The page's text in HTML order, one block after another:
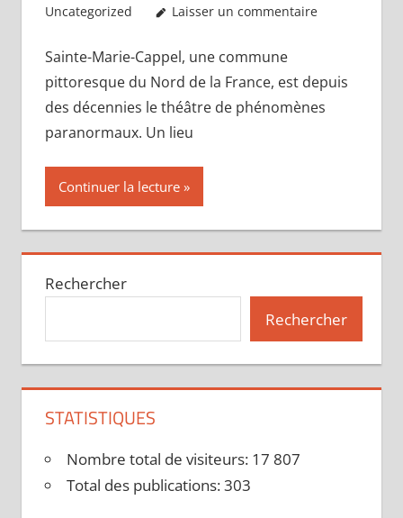
Uncategorized
Laisser un commentaire
Sainte-Marie-Cappel, une commune
pittoresque du Nord de la France, est depuis
des décennies le théâtre de phénomènes
paranormaux. Un lieu
Continuer la lecture
Rechercher
Rechercher
STATISTIQUES
Nombre total de visiteurs: 17 807
Total des publications:303